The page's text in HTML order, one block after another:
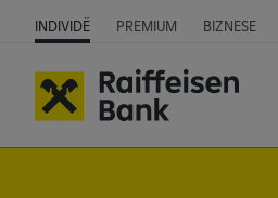
INDIVIDË PREMIUM BIZNESE